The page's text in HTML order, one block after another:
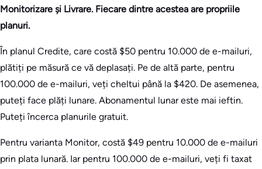
Monitorizare și Livrare. Fiecare dintre acestea are propriile
planuri.
În planul Credite, care costă $50 pentru 10.000 de e-mailuri,
plătiți pe măsură ce vă deplasați. Pe de altă parte, pentru
100.000 de e-mailuri, veți cheltui până la $420. De asemenea,
puteți face plăți lunare. Abonamentul lunar este mai ieftin.
Puteți încerca planurile gratuit.
Pentru varianta Monitor, costă $49 pentru 10.000 de e-mailuri
prin plata lunară. Iar pentru 100.000 de e-mailuri, veți fi taxat